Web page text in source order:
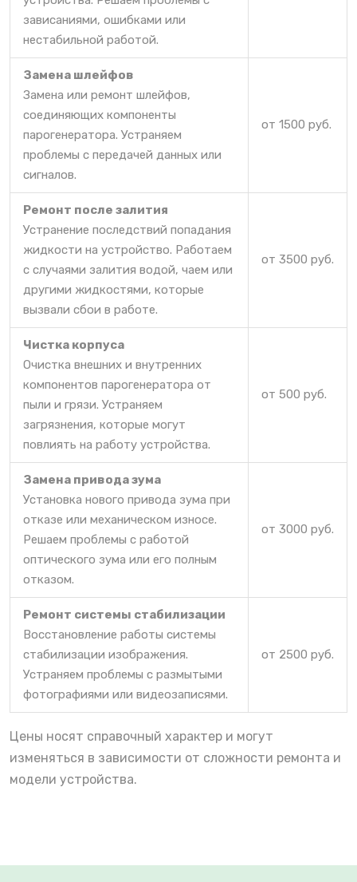
зависаниями, ошибками или
нестабильной работой.
Замена шлейфов
Замена или ремонт шлейфов,
соединяющих компоненты
парогенератора. Устраняем
проблемы с передачей данных или
сигналов.
от 1500 руб.
Ремонт после залития
Устранение последствий попадания
жидкости на устройство. Работаем
с случаями залития водой, чаем или
другими жидкостями, которые
вызвали сбои в работе.
от 3500 руб.
Чистка корпуса
Очистка внешних и внутренних
компонентов парогенератора от
пыли и грязи. Устраняем
загрязнения, которые могут
повлиять на работу устройства.
от 500 руб.
Замена привода зума
Установка нового привода зума при
отказе или механическом износе.
Решаем проблемы с работой
оптического зума или его полным
отказом.
от 3000 руб.
Ремонт системы стабилизации
Восстановление работы системы
стабилизации изображения.
Устраняем проблемы с размытыми
фотографиями или видеозаписями.
от 2500 руб.
Цены носят справочный характер и могут
изменяться в зависимости от сложности ремонта и
модели устройства.